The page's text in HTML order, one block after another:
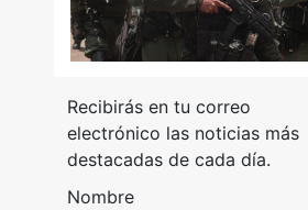
Recibirás en tu correo
electrónico las noticias más
destacadas de cada día.
Nombre